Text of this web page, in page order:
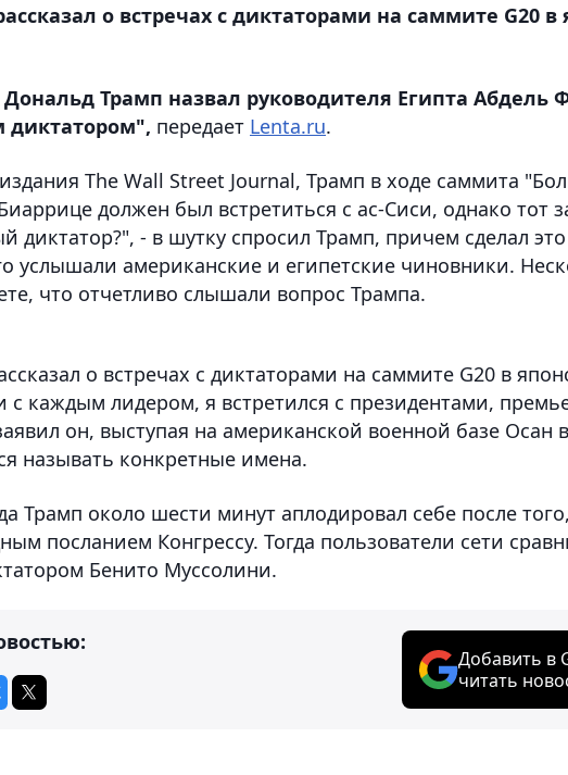
о встречах с диктаторами на саммите G20 в
Трамп назвал руководителя Египта Абдель
передает Lenta.ru.
The Wall Street Journal, Трамп в ходе саммита
должен был встретиться с ас-Сиси, однако тот
диктатор?", - в шутку спросил Трамп, причем сделал
услышали американские и египетские чиновники.
что отчетливо слышали вопрос Трампа.
о встречах с диктаторами на саммите G20 в
с каждым лидером, я встретился с президентами,
он, выступая на американской военной базе
называть конкретные имена.
Трамп около шести минут аплодировал себе после
посланием Конгрессу. Тогда пользователи сети
Бенито Муссолини.
Добавить в
читать